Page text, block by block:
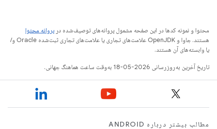
محتوا و نمونه کدها در این صفحه مشمول پروانه‌های توصیف‌شده در پروانه محتوا
هستند. جاوا و OpenJDK علامت‌های تجاری یا علامت‌های تجاری ثبت‌شده Oracle و/
یا وابسته‌های آن هستند.
تاریخ آخرین به‌روزرسانی 2026-05-18 به‌وقت ساعت هماهنگ جهانی.
مطالب بیشتر درباره ANDROID